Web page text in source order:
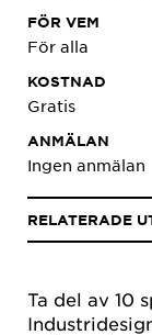
Ta del av 10
FÖR VEM
För alla
KOSTNAD
Gratis
ANMÄLAN
Ingen anmälan
RELATERADE